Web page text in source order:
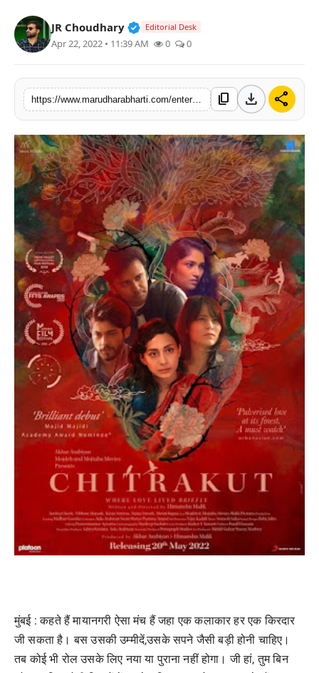
वीडियो JR Choudhary Verified Public Figure • 30 Mar,
Editorial Desk
Apr 22, 2022 • 11:39 AM 0 0
https://www.marudharabharti.com/entertainment/smoky-entry-in-direction-of-actor content_copy download share
मुंबई : कहते हैं मायानगरी ऐसा मंच हैं जहा एक कलाकार हर एक किरदार
जी सकता है। बस उसकी उम्मीदें,उसके सपने जैसी बड़ी होनी चाहिए।
तब कोई भी रोल उसके लिए नया या पुराना नहीं होगा। जी हां, तुम बिन